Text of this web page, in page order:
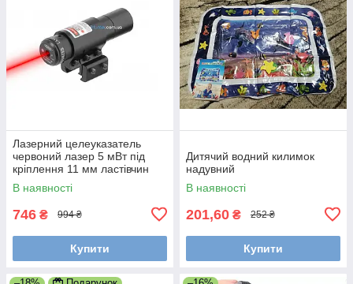
Лазерний целеуказатель
червоний лазер 5 мВт під
кріплення 11 мм ластівчин
хвіст 21 мм планка Вівера
Пикатинни
В наявності
746 ₴ 994 ₴
Купити
Дитячий водний килимок
надувний
В наявності
201,60 ₴ 252 ₴
Купити